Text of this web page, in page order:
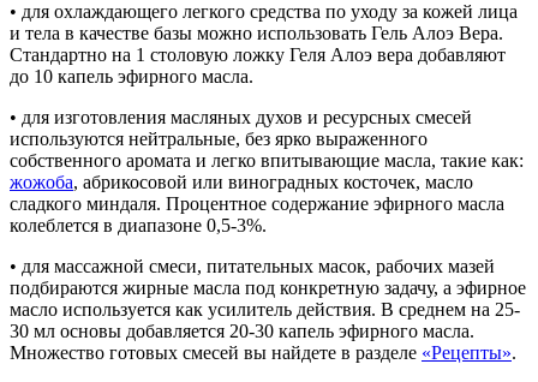
• для охлаждающего легкого средства по уходу за кожей лица
и тела в качестве базы можно использовать Гель Алоэ Вера.
Стандартно на 1 столовую ложку Геля Алоэ вера добавляют
до 10 капель эфирного масла.
• для изготовления масляных духов и ресурсных смесей
используются нейтральные, без ярко выраженного
собственного аромата и легко впитывающие масла, такие как:
жожоба, абрикосовой или виноградных косточек, масло
сладкого миндаля. Процентное содержание эфирного масла
колеблется в диапазоне 0,5-3%.
• для массажной смеси, питательных масок, рабочих мазей
подбираются жирные масла под конкретную задачу, а эфирное
масло используется как усилитель действия. В среднем на 25-
30 мл основы добавляется 20-30 капель эфирного масла.
Множество готовых смесей вы найдете в разделе «Рецепты».